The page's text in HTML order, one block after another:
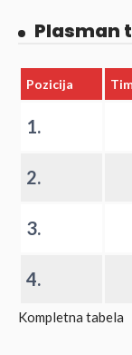
Plasman
Pozicija
1.
2.
3.
4.
Kompletna tabela